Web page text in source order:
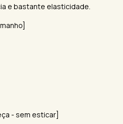
e bastante elasticidade.
- sem esticar]